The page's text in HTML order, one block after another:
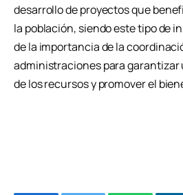
desarrollo de proyectos que
la población, siendo este tipo de
de la importancia de la
administraciones para
de los recursos y promover el